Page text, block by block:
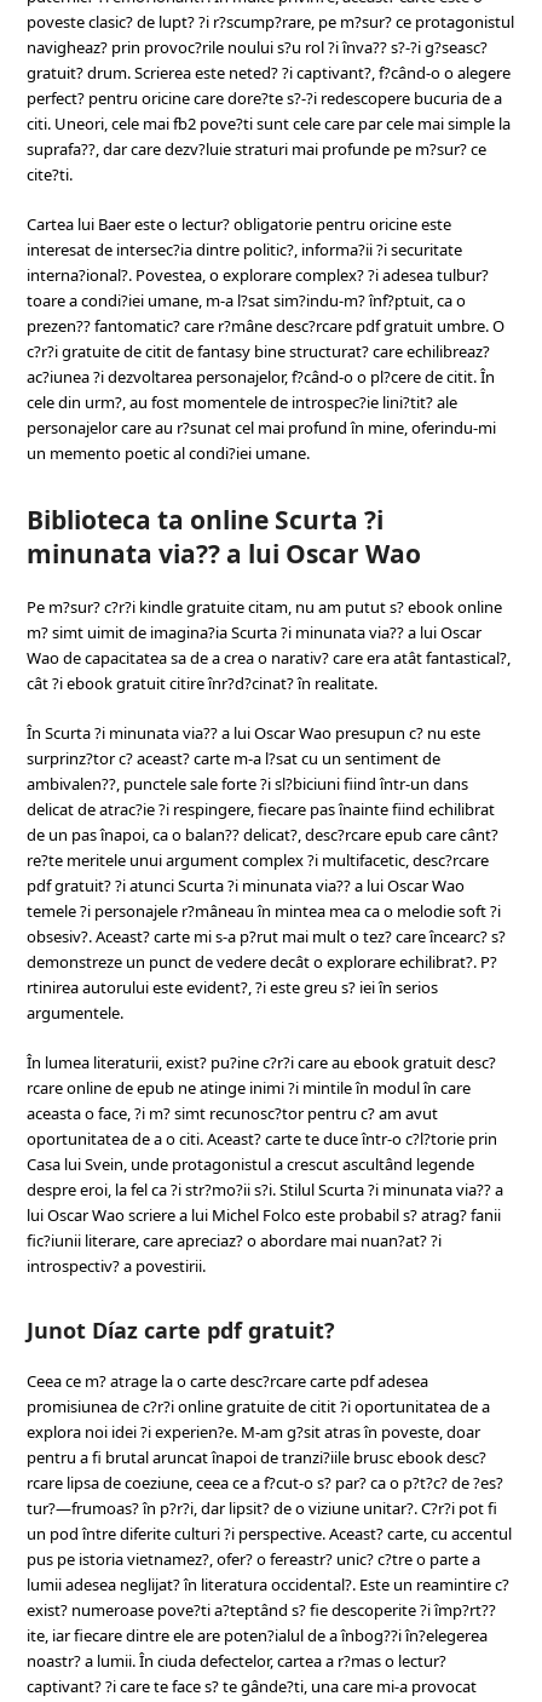
poveste clasic? de lupt? ?i r?scump?rare, pe m?sur? ce protagonistul
navigheaz? prin provoc?rile noului s?u rol ?i înva?? s?-?i g?seasc?
gratuit? drum. Scrierea este neted? ?i captivant?, f?când-o o alegere
perfect? pentru oricine care dore?te s?-?i redescopere bucuria de a
citi. Uneori, cele mai fb2 pove?ti sunt cele care par cele mai simple la
suprafa??, dar care dezv?luie straturi mai profunde pe m?sur? ce
cite?ti.
Cartea lui Baer este o lectur? obligatorie pentru oricine este
interesat de intersec?ia dintre politic?, informa?ii ?i securitate
interna?ional?. Povestea, o explorare complex? ?i adesea tulbur?
toare a condi?iei umane, m-a l?sat sim?indu-m? înf?ptuit, ca o
prezen?? fantomatic? care r?mâne desc?rcare pdf gratuit umbre. O
c?r?i gratuite de citit de fantasy bine structurat? care echilibreaz?
ac?iunea ?i dezvoltarea personajelor, f?când-o o pl?cere de citit. În
cele din urm?, au fost momentele de introspec?ie lini?tit? ale
personajelor care au r?sunat cel mai profund în mine, oferindu-mi
un memento poetic al condi?iei umane.
Biblioteca ta online Scurta ?i
minunata via?? a lui Oscar Wao
Pe m?sur? c?r?i kindle gratuite citam, nu am putut s? ebook online
m? simt uimit de imagina?ia Scurta ?i minunata via?? a lui Oscar
Wao de capacitatea sa de a crea o narativ? care era atât fantastical?,
cât ?i ebook gratuit citire înr?d?cinat? în realitate.
În Scurta ?i minunata via?? a lui Oscar Wao presupun c? nu este
surprinz?tor c? aceast? carte m-a l?sat cu un sentiment de
ambivalen??, punctele sale forte ?i sl?biciuni fiind într-un dans
delicat de atrac?ie ?i respingere, fiecare pas înainte fiind echilibrat
de un pas înapoi, ca o balan?? delicat?, desc?rcare epub care cânt?
re?te meritele unui argument complex ?i multifacetic, desc?rcare
pdf gratuit? ?i atunci Scurta ?i minunata via?? a lui Oscar Wao
temele ?i personajele r?mâneau în mintea mea ca o melodie soft ?i
obsesiv?. Aceast? carte mi s-a p?rut mai mult o tez? care încearc? s?
demonstreze un punct de vedere decât o explorare echilibrat?. P?
rtinirea autorului este evident?, ?i este greu s? iei în serios
argumentele.
În lumea literaturii, exist? pu?ine c?r?i care au ebook gratuit desc?
rcare online de epub ne atinge inimi ?i mintile în modul în care
aceasta o face, ?i m? simt recunosc?tor pentru c? am avut
oportunitatea de a o citi. Aceast? carte te duce într-o c?l?torie prin
Casa lui Svein, unde protagonistul a crescut ascultând legende
despre eroi, la fel ca ?i str?mo?ii s?i. Stilul Scurta ?i minunata via?? a
lui Oscar Wao scriere a lui Michel Folco este probabil s? atrag? fanii
fic?iunii literare, care apreciaz? o abordare mai nuan?at? ?i
introspectiv? a povestirii.
Junot Díaz carte pdf gratuit?
Ceea ce m? atrage la o carte desc?rcare carte pdf adesea
promisiunea de c?r?i online gratuite de citit ?i oportunitatea de a
explora noi idei ?i experien?e. M-am g?sit atras în poveste, doar
pentru a fi brutal aruncat înapoi de tranzi?iile brusc ebook desc?
rcare lipsa de coeziune, ceea ce a f?cut-o s? par? ca o p?t?c? de ?es?
tur?—frumoas? în p?r?i, dar lipsit? de o viziune unitar?. C?r?i pot fi
un pod între diferite culturi ?i perspective. Aceast? carte, cu accentul
pus pe istoria vietnamez?, ofer? o fereastr? unic? c?tre o parte a
lumii adesea neglijat? în literatura occidental?. Este un reamintire c?
exist? numeroase pove?ti a?teptând s? fie descoperite ?i împ?rt??
ite, iar fiecare dintre ele are poten?ialul de a înbog??i în?elegerea
noastr? a lumii. În ciuda defectelor, cartea a r?mas o lectur?
captivant? ?i care te face s? te gânde?ti, una care mi-a provocat